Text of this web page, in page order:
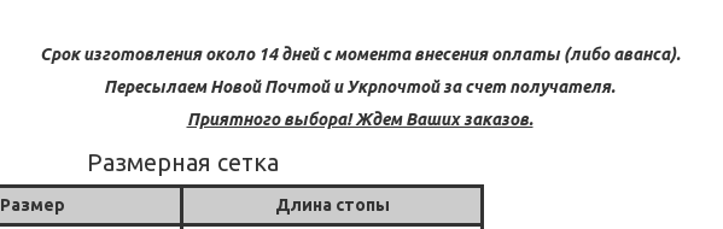
Срок изготовления около 14 дней с момента внесения оплаты (либо аванса).
Пересылаем Новой Почтой и Укрпочтой за счет получателя.
Приятного выбора! Ждем Ваших заказов.
Размер Длина стопы
Размерная сетка